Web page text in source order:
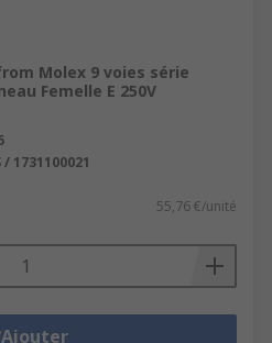
Molex 9 voies série
Femelle E 250V
/ 1731100021
55,76 €/unité
Ajouter